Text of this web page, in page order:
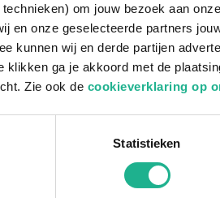
om jouw bezoek aan
en onze geselecteerde partners
kunnen wij en derde partijen
klikken ga je akkoord met de
Zie ook de cookieverklaring op
Statistieken